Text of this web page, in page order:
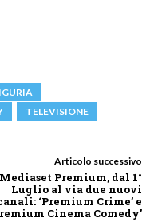
TELEVISIONE
Articolo successivo
Mediaset Premium, dal 1°
Luglio al via due nuovi
‘Premium Crime’ e
Cinema Comedy’